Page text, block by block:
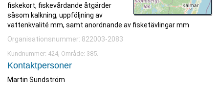
fiskekort, fiskevårdande åtgärder
såsom kalkning, uppföljning av
vattenkvalité mm, samt anordnande av fisketävlingar mm
Organisationsnummer: 822003-2083
Kundnummer: 424, Område: 385.
Kontaktpersoner
Martin Sundström